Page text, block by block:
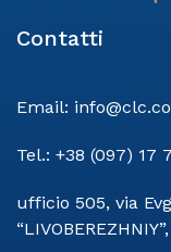
Contatti
Email:
Tel.: +38 (097) 17
ufficio 505, via